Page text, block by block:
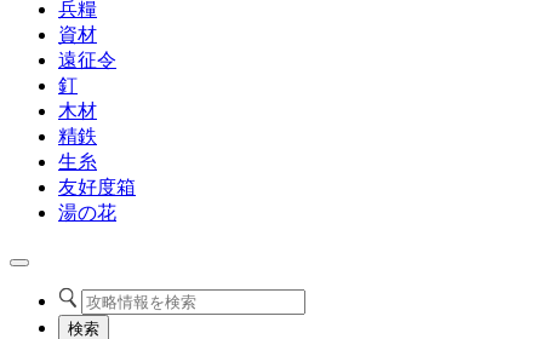
兵糧
資材
遠征令
釘
木材
精鉄
生糸
友好度箱
湯の花
検索